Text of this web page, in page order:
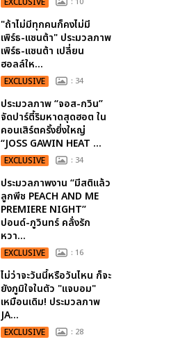
"ถ้าไม่มีทุกคนก็คงไม่มี
เพิร์ธ-แซนต้า" ประมวลภาพ
เพิร์ธ-แซนต้า เปลี่ยน
ฮอลล์ให...
EXCLUSIVE : 34
ประมวลภาพ “จอส-กวิน”
จัดปาร์ตี้ริมหาดสุดฮอต ใน
คอนเสิร์ตครั้งยิ่งใหญ่
“JOSS GAWIN HEAT ...
EXCLUSIVE : 34
ประมวลภาพงาน “มีสติแล้ว
ลูกพีช PEACH AND ME
PREMIERE NIGHT”
ปอนด์-ภูวินทร์ คลั่งรัก
หวา...
EXCLUSIVE : 16
ไม่ว่าจะวันนี้หรือวันไหน ก็จะ
ยังภูมิใจในตัว "แจบอม"
เหมือนเดิม! ประมวลภาพ
JA...
EXCLUSIVE : 28